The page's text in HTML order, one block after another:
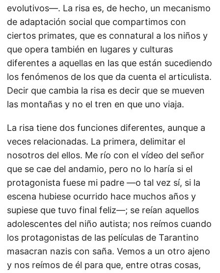
evolutivos—. La risa es, de hecho, un mecanismo
de adaptación social que compartimos con
ciertos primates, que es connatural a los niños y
que opera también en lugares y culturas
diferentes a aquellas en las que están sucediendo
los fenómenos de los que da cuenta el articulista.
Decir que cambia la risa es decir que se mueven
las montañas y no el tren en que uno viaja.
La risa tiene dos funciones diferentes, aunque a
veces relacionadas. La primera, delimitar el
nosotros del ellos. Me río con el vídeo del señor
que se cae del andamio, pero no lo haría si el
protagonista fuese mi padre —o tal vez sí, si la
escena hubiese ocurrido hace muchos años y
supiese que tuvo final feliz—; se reían aquellos
adolescentes del niño autista; nos reímos cuando
los protagonistas de las películas de Tarantino
masacran nazis con saña. Vemos a un otro ajeno
y nos reímos de él para que, entre otras cosas,